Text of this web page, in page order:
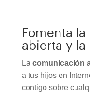
Fomenta
abierta y la
La comunicación
a tus hijos en
contigo sobre